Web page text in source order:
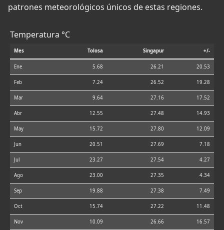
patrones meteorológicos únicos de estas regiones.
Temperatura °C
Mes Tolosa Singapur +/-
Ene 5.68 26.21 20.53
Feb 7.24 26.52 19.28
Mar 9.64 27.16 17.52
Abr 12.55 27.48 14.93
May 15.72 27.80 12.09
Jun 20.51 27.69 7.18
Jul 23.27 27.54 4.27
Ago 23.00 27.35 4.34
Sep 19.88 27.38 7.49
Oct 15.74 27.22 11.48
Nov 10.09 26.66 16.57